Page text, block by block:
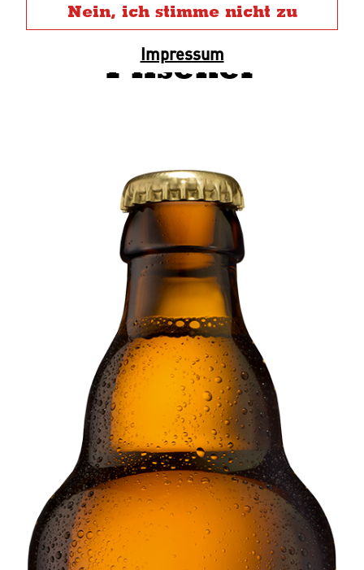
Nein, ich stimme nicht zu
Impressum
Schultheiss
Pilsener